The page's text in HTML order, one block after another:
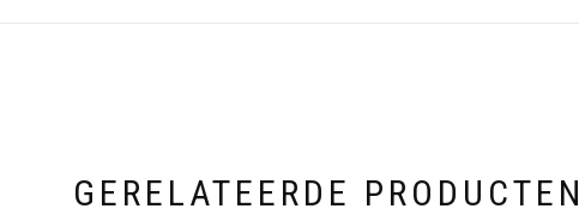
GERELATEERDE PRODUCTEN